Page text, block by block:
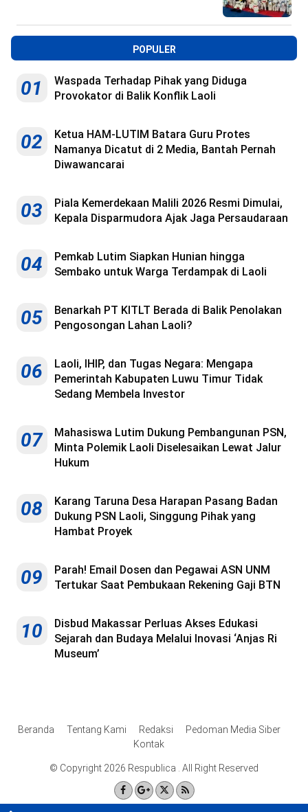
POPULER
01
Waspada Terhadap Pihak yang Diduga
Provokator di Balik Konflik Laoli
02
Ketua HAM-LUTIM Batara Guru Protes
Namanya Dicatut di 2 Media, Bantah Pernah
Diwawancarai
03
Piala Kemerdekaan Malili 2026 Resmi Dimulai,
Kepala Disparmudora Ajak Jaga Persaudaraan
04
Pemkab Lutim Siapkan Hunian hingga
Sembako untuk Warga Terdampak di Laoli
05
Benarkah PT KITLT Berada di Balik Penolakan
Pengosongan Lahan Laoli?
06
Laoli, IHIP, dan Tugas Negara: Mengapa
Pemerintah Kabupaten Luwu Timur Tidak
Sedang Membela Investor
07
Mahasiswa Lutim Dukung Pembangunan PSN,
Minta Polemik Laoli Diselesaikan Lewat Jalur
Hukum
08
Karang Taruna Desa Harapan Pasang Badan
Dukung PSN Laoli, Singgung Pihak yang
Hambat Proyek
09
Parah! Email Dosen dan Pegawai ASN UNM
Tertukar Saat Pembukaan Rekening Gaji BTN
10
Disbud Makassar Perluas Akses Edukasi
Sejarah dan Budaya Melalui Inovasi ‘Anjas Ri
Museum’
Beranda Tentang Kami Redaksi
Pedoman Media Siber
Kontak
© Copyright 2026 Respublica . All Right Reserved